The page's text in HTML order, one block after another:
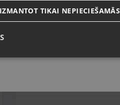
Latviešu / Latvian
IZMANTOT TIKAI NEPIECIEŠAMĀS